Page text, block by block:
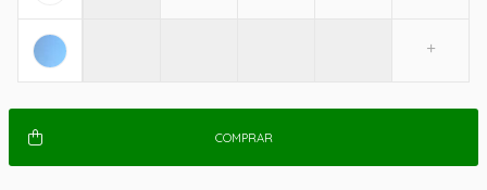
COMPRAR